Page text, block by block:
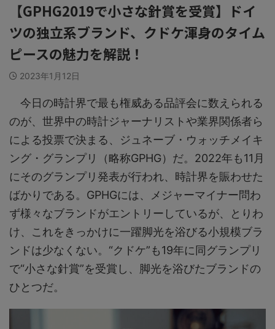
【GPHG2019で小さな針賞を受賞】ドイ
ツの独立系ブランド、クドケ渾身のタイム
ピースの魅力を解説！
2023年1月12日
今日の時計界で最も権威ある品評会に数えられる
のが、世界中の時計ジャーナリストや業界関係者ら
による投票で決まる、ジュネーブ・ウォッチメイキ
ング・グランプリ（略称GPHG）だ。2022年も11月
にそのグランプリ発表が行われ、時計界を賑わせた
ばかりである。GPHGには、メジャーマイナー問わ
ず様々なブランドがエントリーしているが、とりわ
け、これをきっかけに一躍脚光を浴びる小規模ブラ
ンドは少なくない。“クドケ”も19年に同グランプリ
で“小さな針賞”を受賞し、脚光を浴びたブランドの
ひとつだ。